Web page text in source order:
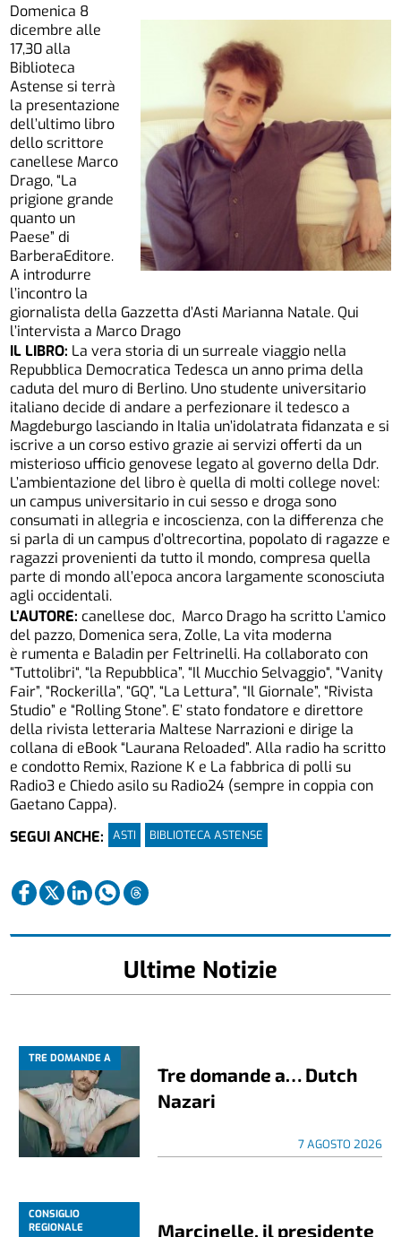
Domenica 8
dicembre alle
17,30 alla
Biblioteca
Astense si terrà
la presentazione
dell’ultimo libro
dello scrittore
canellese Marco
Drago, “La
prigione grande
quanto un
Paese” di
BarberaEditore.
A introdurre
l’incontro la
giornalista della Gazzetta d’Asti Marianna Natale. Qui
l’intervista a Marco Drago
IL LIBRO: La vera storia di un surreale viaggio nella
Repubblica Democratica Tedesca un anno prima della
caduta del muro di Berlino. Uno studente universitario
italiano decide di andare a perfezionare il tedesco a
Magdeburgo lasciando in Italia un’idolatrata fidanzata e si
iscrive a un corso estivo grazie ai servizi offerti da un
misterioso ufficio genovese legato al governo della Ddr.
L’ambientazione del libro è quella di molti college novel:
un campus universitario in cui sesso e droga sono
consumati in allegria e incoscienza, con la differenza che
si parla di un campus d’oltrecortina, popolato di ragazze e
ragazzi provenienti da tutto il mondo, compresa quella
parte di mondo all’epoca ancora largamente sconosciuta
agli occidentali.
L’AUTORE: canellese doc, Marco Drago ha scritto L’amico
del pazzo, Domenica sera, Zolle, La vita moderna
è rumenta e Baladin per Feltrinelli. Ha collaborato con
“Tuttolibri“, “la Repubblica”, “Il Mucchio Selvaggio“, “Vanity
Fair”, “Rockerilla”, “GQ”, “La Lettura”, “Il Giornale”, “Rivista
Studio” e “Rolling Stone”. E’ stato fondatore e direttore
della rivista letteraria Maltese Narrazioni e dirige la
collana di eBook “Laurana Reloaded”. Alla radio ha scritto
e condotto Remix, Razione K e La fabbrica di polli su
Radio3 e Chiedo asilo su Radio24 (sempre in coppia con
Gaetano Cappa).
SEGUI ANCHE:
ASTI BIBLIOTECA ASTENSE
Ultime Notizie
TRE DOMANDE A
Tre domande a… Dutch
Nazari
7 AGOSTO 2026
CONSIGLIO
REGIONALE
Marcinelle, il presidente